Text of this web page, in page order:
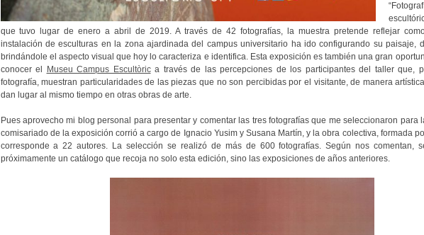
que tuvo lugar de enero a abril de 2019. A través de 42 fotografías, la muestra pretende reflejar
instalación de esculturas en la zona ajardinada del campus universitario ha ido configurando su paisaje,
brindándole el aspecto visual que hoy lo caracteriza e identifica. Esta exposición es también una gran
conocer el
Museu Campus Escultòrica través de las percepciones de los participantes del taller que,
fotografía, muestran particularidades de las piezas que no son percibidas por el visitante, de manera
dan lugar al mismo tiempo en otras obras de arte.
Pues aprovecho mi blog personal para presentar y comentar las tres fotografías que me seleccionaron para
comisariado de la exposición corrió a cargo de Ignacio Yusim y Susana Martín, y la obra colectiva, formada
corresponde a 22 autores. La selección se realizó de más de 600 fotografías. Según nos comentan,
próximamente un catálogo que recoja no solo esta edición, sino las exposiciones de años anteriores.